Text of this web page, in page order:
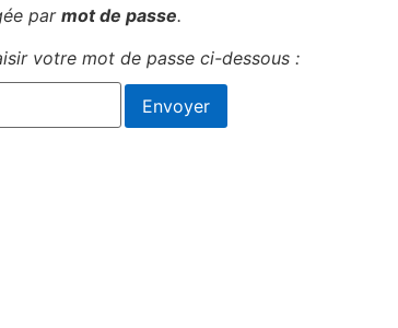
parmot de passe.
votre mot de passe ci-dessous :